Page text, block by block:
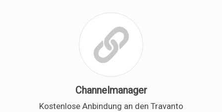
Channelmanager
Kostenlose Anbindung an den Travanto